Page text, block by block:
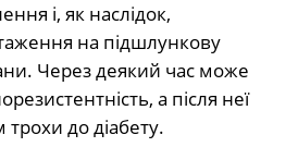
і, як наслідок,
на підшлункову
Через деякий час може
а після неї
до діабету.